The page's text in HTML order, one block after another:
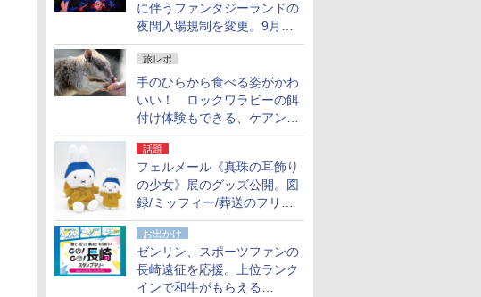
に伴うファンタジーランドの
夜間入場規制を変更。9月か
ら18時50分～20時ごろに
旅レポ
手のひらから食べる姿がかわ
いい！ ロックワラビーの餌
付け体験もできる、ケアンズ
でアサートン高原の日本語ガ
イド付きツアーに参加してみ
た
話題
フェルメール《真珠の耳飾り
の少女》展のグッズ公開。図
録/ミッフィー/葬送のフリー
レンほか、注目ブランドコラ
ボが実現
お出かけ
ゼンリン、スポーツファンの
長崎遠征を応援。上位ランク
インで和牛がもらえる